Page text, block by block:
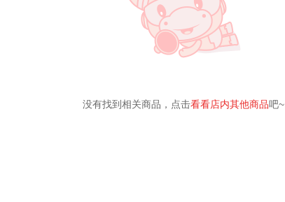
没有找到相关商品，点击看看店内其他商品吧~